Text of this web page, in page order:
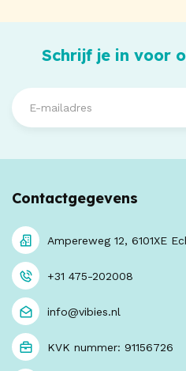
Schrijf je in voor
Contactgegevens
Ampereweg 12, 6101XE
+31 475-202008
info@vibies.nl
KVK nummer: 91156726